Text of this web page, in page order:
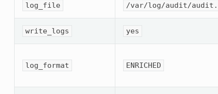
log_file /var/log/audit/
write_logs yes
log_format ENRICHED